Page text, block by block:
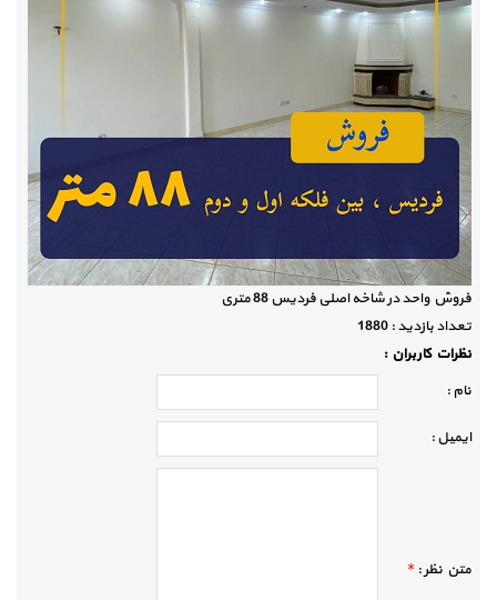
فروش واحد در شاخه اصلی فردیس 88 متری
تعداد بازديد :1880
نظرات كاربران :
نام :
ايميل :
متن نظر :*